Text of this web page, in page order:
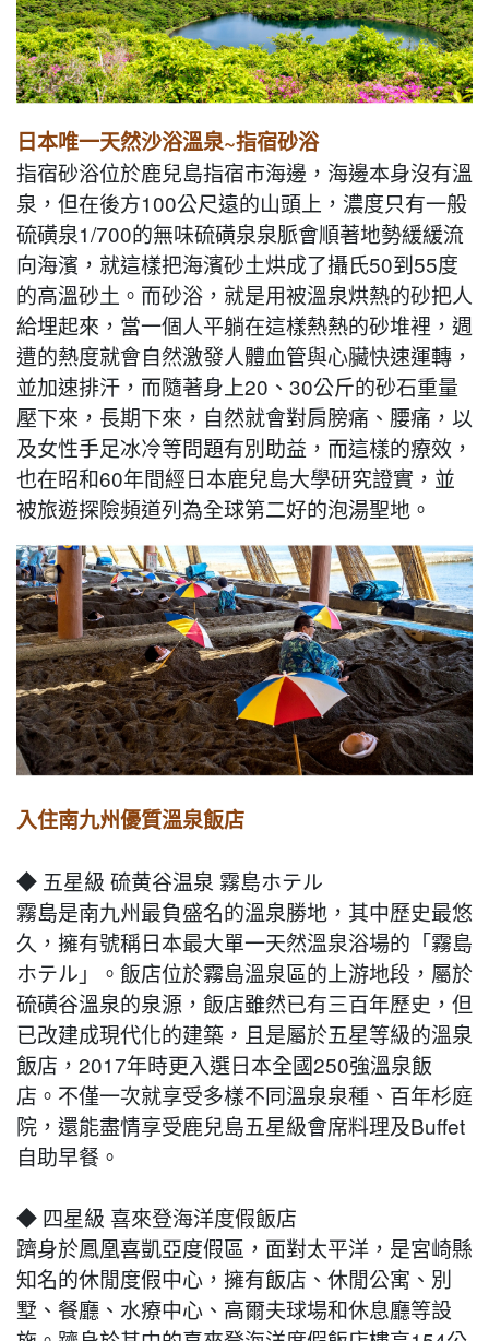
日本唯一天然沙浴溫泉~指宿砂浴
指宿砂浴位於鹿兒島指宿市海邊，海邊本身沒有溫
泉，但在後方100公尺遠的山頭上，濃度只有一般
硫磺泉1/700的無味硫磺泉泉脈會順著地勢緩緩流
向海濱，就這樣把海濱砂土烘成了攝氏50到55度
的高溫砂土。而砂浴，就是用被溫泉烘熱的砂把人
給埋起來，當一個人平躺在這樣熱熱的砂堆裡，週
遭的熱度就會自然激發人體血管與心臟快速運轉，
並加速排汗，而隨著身上20、30公斤的砂石重量
壓下來，長期下來，自然就會對肩膀痛、腰痛，以
及女性手足冰冷等問題有別助益，而這樣的療效，
也在昭和60年間經日本鹿兒島大學研究證實，並
被旅遊探險頻道列為全球第二好的泡湯聖地。
入住南九州優質溫泉飯店
◆ 五星級 硫黄谷温泉 霧島ホテル
霧島是南九州最負盛名的溫泉勝地，其中歷史最悠
久，擁有號稱日本最大單一天然溫泉浴場的「霧島
ホテル」。飯店位於霧島溫泉區的上游地段，屬於
硫磺谷溫泉的泉源，飯店雖然已有三百年歷史，但
已改建成現代化的建築，且是屬於五星等級的溫泉
飯店，2017年時更入選日本全國250強溫泉飯
店。不僅一次就享受多樣不同溫泉泉種、百年杉庭
院，還能盡情享受鹿兒島五星級會席料理及Buffet
自助早餐。
◆ 四星級 喜來登海洋度假飯店
躋身於鳳凰喜凱亞度假區，面對太平洋，是宮崎縣
知名的休閒度假中心，擁有飯店、休閒公寓、別
墅、餐廳、水療中心、高爾夫球場和休息廳等設